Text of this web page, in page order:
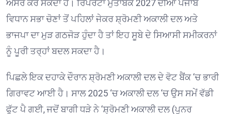
ਅਸਰ ਕਰ ਸਕਦਾ ਹੈ। ਰਿਪੋਰਟਾਂ ਮੁਤਾਬਕ 2027 ਦੀਆਂ ਪੰਜਾਬ
ਵਿਧਾਨ ਸਭਾ ਚੋਣਾਂ ਤੋਂ ਪਹਿਲਾਂ ਜੇਕਰ ਸ਼੍ਰੋਮਣੀ ਅਕਾਲੀ ਦਲ ਅਤੇ
ਭਾਜਪਾ ਦਾ ਮੁੜ ਗਠਜੋੜ ਹੁੰਦਾ ਹੈ ਤਾਂ ਇਹ ਸੂਬੇ ਦੇ ਸਿਆਸੀ ਸਮੀਕਰਨਾਂ
ਨੂੰ ਪੂਰੀ ਤਰ੍ਹਾਂ ਬਦਲ ਸਕਦਾ ਹੈ।
ਪਿਛਲੇ ਇਕ ਦਹਾਕੇ ਦੌਰਾਨ ਸ਼੍ਰੋਮਣੀ ਅਕਾਲੀ ਦਲ ਦੇ ਵੋਟ ਬੈਂਕ ‘ਚ ਭਾਰੀ
ਗਿਰਾਵਟ ਆਈ ਹੈ। ਸਾਲ 2025 ‘ਚ ਅਕਾਲੀ ਦਲ ‘ਚ ਉਸ ਸਮੇਂ ਵੱਡੀ
ਫੁੱਟ ਪੈ ਗਈ, ਜਦੋਂ ਬਾਗੀ ਧੜੇ ਨੇ ‘ਸ਼੍ਰੋਮਣੀ ਅਕਾਲੀ ਦਲ (ਪੁਨਰ